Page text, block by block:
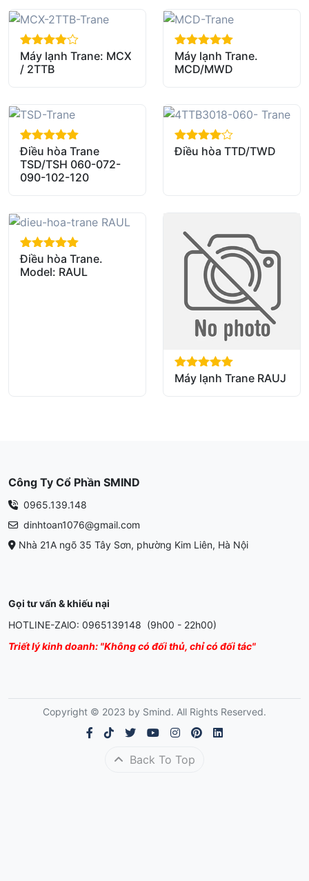
out of 5
Máy lạnh Trane: MCX
/ 2TTB
out of 5
Máy lạnh Trane.
MCD/MWD
out of 5
Điều hòa Trane
TSD/TSH 060-072-
090-102-120
out of 5
Điều hòa TTD/TWD
out of 5
Điều hòa Trane.
Model: RAUL
out of 5
Máy lạnh Trane RAUJ
Công Ty Cổ Phần SMIND
0965.139.148
dinhtoan1076@gmail.com
Nhà 21A ngõ 35 Tây Sơn, phường Kim Liên, Hà Nội
Gọi tư vấn & khiếu nại
HOTLINE-ZAlO: 0965139148 (9h00 - 22h00)
Triết lý kinh doanh: "Không có đối thủ, chỉ có đối tác"
Copyright © 2023 by Smind. All Rights Reserved.
Back To Top